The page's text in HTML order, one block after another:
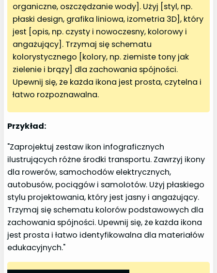
organiczne, oszczędzanie wody]. Użyj [styl, np.
płaski design, grafika liniowa, izometria 3D], który
jest [opis, np. czysty i nowoczesny, kolorowy i
angażujący]. Trzymaj się schematu
kolorystycznego [kolory, np. ziemiste tony jak
zielenie i brązy] dla zachowania spójności.
Upewnij się, że każda ikona jest prosta, czytelna i
łatwo rozpoznawalna.
Przykład:
"Zaprojektuj zestaw ikon infograficznych
ilustrujących różne środki transportu. Zawrzyj ikony
dla rowerów, samochodów elektrycznych,
autobusów, pociągów i samolotów. Użyj płaskiego
stylu projektowania, który jest jasny i angażujący.
Trzymaj się schematu kolorów podstawowych dla
zachowania spójności. Upewnij się, że każda ikona
jest prosta i łatwo identyfikowalna dla materiałów
edukacyjnych."